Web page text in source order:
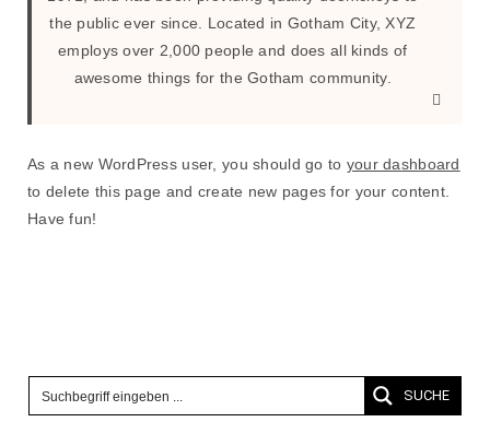
the public ever since. Located in Gotham City, XYZ
employs over 2,000 people and does all kinds of
awesome things for the Gotham community.
As a new WordPress user, you should go to your dashboard
to delete this page and create new pages for your content.
Have fun!
SUCHE